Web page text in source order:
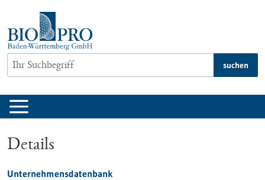
springen
suchen
Details
Unternehmensdatenbank